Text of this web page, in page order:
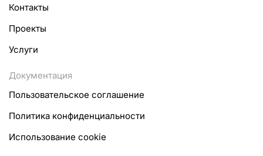
Контакты
Проекты
Услуги
Документация
Пользовательское соглашение
Политика конфиденциальности
Использование cookie